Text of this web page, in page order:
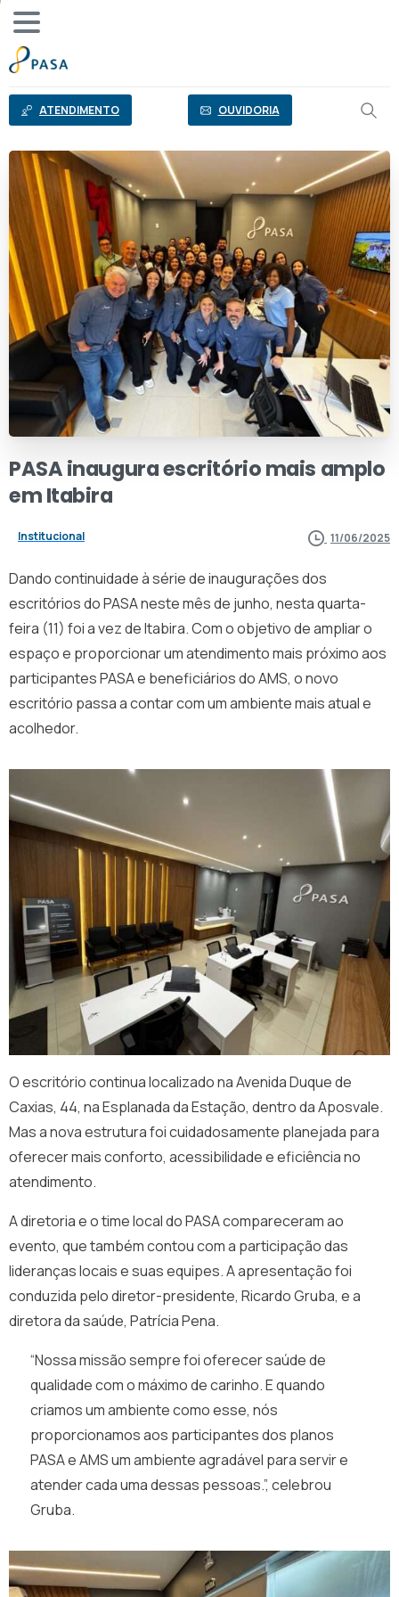
conteúdo
ATENDIMENTO OUVIDORIA
PASAinauguraescritóriomais amplo
emItabira
Institucional 11/06/2025
Dando continuidade à série de inaugurações dos
escritórios do PASA neste mês de junho, nesta quarta-
feira (11) foi a vez de Itabira. Com o objetivo de ampliar o
espaço e proporcionar um atendimento mais próximo aos
participantes PASA e beneficiários do AMS, o novo
escritório passa a contar com um ambiente mais atual e
acolhedor.
O escritório continua localizado na Avenida Duque de
Caxias, 44, na Esplanada da Estação, dentro da Aposvale.
Mas a nova estrutura foi cuidadosamente planejada para
oferecer mais conforto, acessibilidade e eficiência no
atendimento.
A diretoria e o time local do PASA compareceram ao
evento, que também contou com a participação das
lideranças locais e suas equipes. A apresentação foi
conduzida pelo diretor-presidente, Ricardo Gruba, e a
diretora da saúde, Patrícia Pena.
“Nossa missão sempre foi oferecer saúde de
qualidade com o máximo de carinho. E quando
criamos um ambiente como esse, nós
proporcionamos aos participantes dos planos
PASA e AMS um ambiente agradável para servir e
atender cada uma dessas pessoas.”, celebrou
Gruba.